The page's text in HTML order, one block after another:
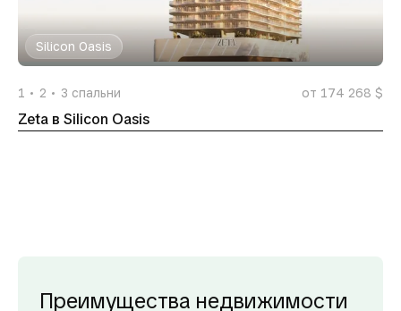
Silicon Oasis
1 2 3 спальни от 174 268 $
Zeta в Silicon Oasis
Преимущества недвижимости